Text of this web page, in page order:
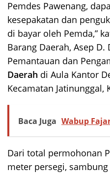
Pemdes Pawenang,
kesepakatan dan
di bayar oleh Pemda,”
Barang Daerah, Asep
Pemantauan dan
Daerah di Aula Kantor
Kecamatan Jatinunggal,
Baca Juga Wabup
Dari total permohonan
meter persegi,